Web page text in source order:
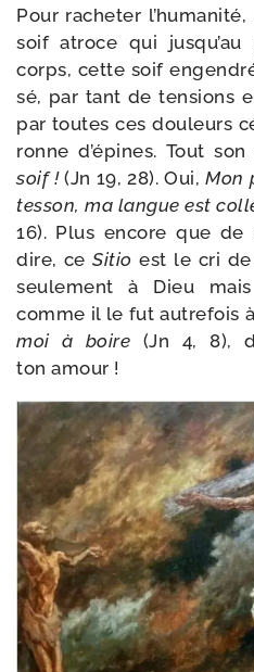
Pour rache­ter
soif atroce qui
corps, cette soif
sé, par tant de ten­sions
par toutes ces dou­leurs
ronne d’épines. Tout
soif !(Jn 19, 28). Oui,Mon
tes­son, ma langue est
16). Plus encore que
dire, ceSitio est le cri de
seule­ment à Dieu
comme il le fut autre­fois
moi à boire (Jn 4, 8),
ton amour !